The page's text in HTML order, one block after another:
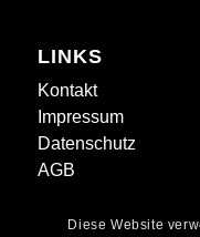
LINKS
Kontakt
Impressum
Datenschutz
AGB
Diese Website